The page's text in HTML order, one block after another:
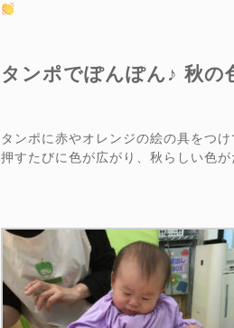
タンポでぽんぽん♪ 秋の
タンポに赤やオレンジの絵の具をつ
押すたびに色が広がり、秋らしい色